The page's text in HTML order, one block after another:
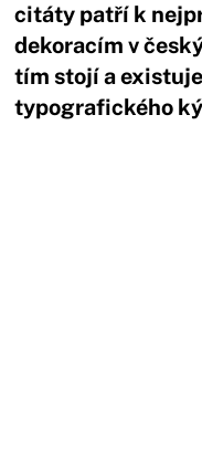
citáty patří k
dekoracím v
tím stojí a
typografického